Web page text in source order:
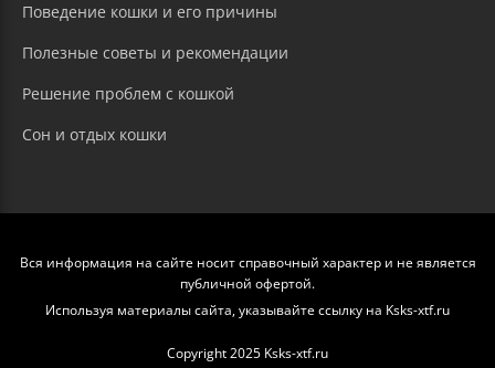
Поведение кошки и его причины
Полезные советы и рекомендации
Решение проблем с кошкой
Сон и отдых кошки
Вся информация на сайте носит справочный характер и не является
публичной офертой.
Используя материалы сайта, указывайте ссылку на Ksks-xtf.ru
Copyright 2025 Ksks-xtf.ru